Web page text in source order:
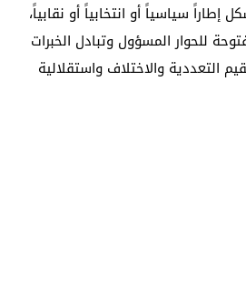
إطاراً سياسياً أو انتخابياً أو نقابياً،
للحوار المسؤول وتبادل الخبرات
التعددية والاختلاف واستقلالية